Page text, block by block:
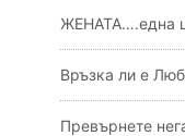
ЖЕНАТА….една
Връзка ли е
Превърнете